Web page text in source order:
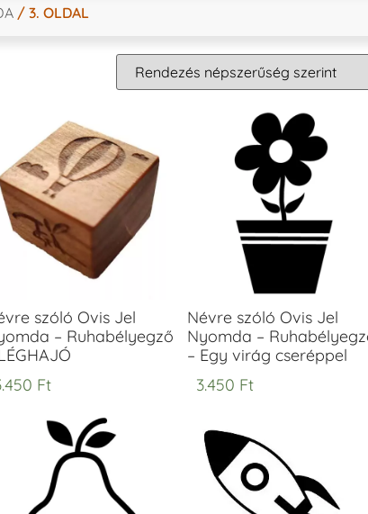
/ 3. OLDAL
szóló Ovis Jel
– Ruhabélyegző
Ft
Névre szóló Ovis Jel
Nyomda –
– Egy virág cseréppel
3.450 Ft